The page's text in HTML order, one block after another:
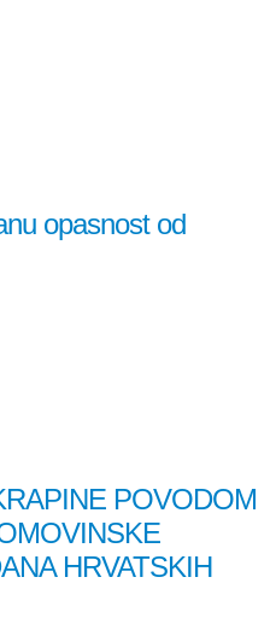
opasnost od
POVODOM
HRVATSKIH